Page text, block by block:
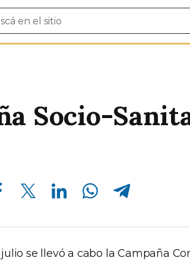
Socio-
Compartir en Twitter Compartir en Linkedin Compartir en Whatsapp Compartir en Telegram
se llevó a cabo la Campaña